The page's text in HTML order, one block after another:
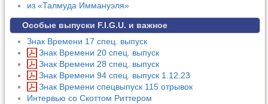
из «Талмуда Иммануэля»
Особые выпуски F.I.G.U. и важное
Знак Времени 17 спец. выпуск
Знак Времени 20 спец. выпуск
Знак Времени 28 спец. выпуск
Знак Времени 94 спец. выпуск 1.12.23
Знак Времени спецвыпуск 115 отрывок
Интервью со Скоттом Риттером